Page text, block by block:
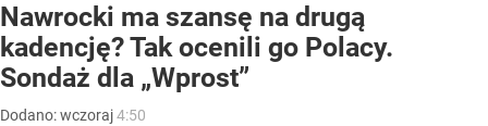
Nawrocki ma szansę na drugą
kadencję? Tak ocenili go Polacy.
Sondaż dla „Wprost”
Dodano:wczoraj4:50